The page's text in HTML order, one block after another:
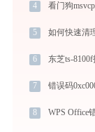
4 看门狗
5 如何快速清
6 东芝ts-
7 错误码
8